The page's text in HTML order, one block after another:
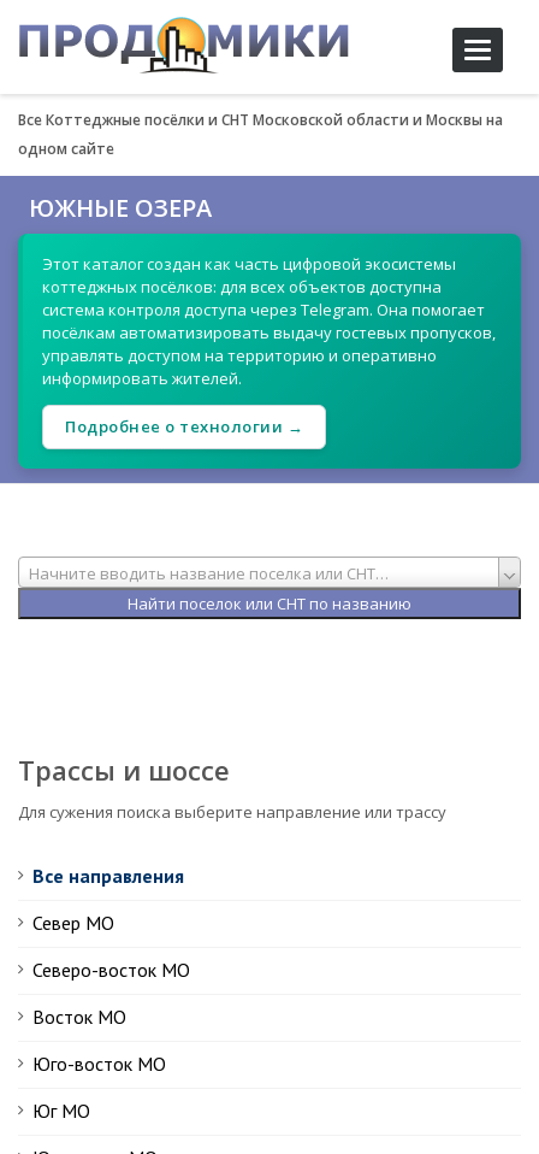
Toggle
Все Коттеджные посёлки и СНТ Московской области и Москвы на
одном сайте
ЮЖНЫЕ ОЗЕРА
Этот каталог создан как часть цифровой экосистемы
коттеджных посёлков: для всех объектов доступна
система контроля доступа через Telegram. Она помогает
посёлкам автоматизировать выдачу гостевых пропусков,
управлять доступом на территорию и оперативно
информировать жителей.
Подробнее о технологии →
Начните вводить название поселка или СНТ…
Трассы и шоссе
Для сужения поиска выберите направление или трассу
Все направления
Север МО
Северо-восток МО
Восток МО
Юго-восток МО
Юг МО